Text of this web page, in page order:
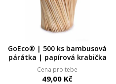
GoEco® | 500 ks bambusová
párátka | papírová krabička
Cena pro tebe
49,00 Kč